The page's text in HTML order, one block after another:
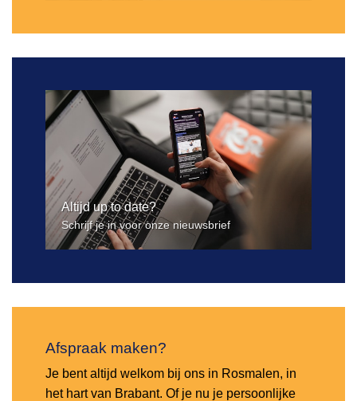
Altijd up to date?
Schrijf je in voor onze nieuwsbrief
Afspraak maken?
Je bent altijd welkom bij ons in Rosmalen, in
het hart van Brabant. Of je nu je persoonlijke